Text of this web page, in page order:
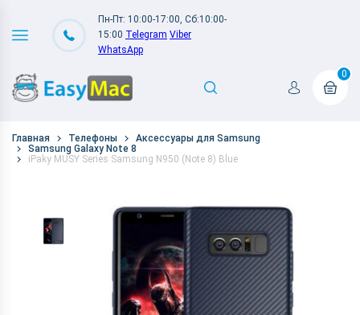
Пн-Пт: 10:00-17:00, Сб:10:00-
15:00 Telegram Viber
WhatsApp
0
Главная Телефоны
Аксессуары для Samsung
Samsung Galaxy Note 8
iPaky MUSY Series Samsung N950 (Note 8) Blue